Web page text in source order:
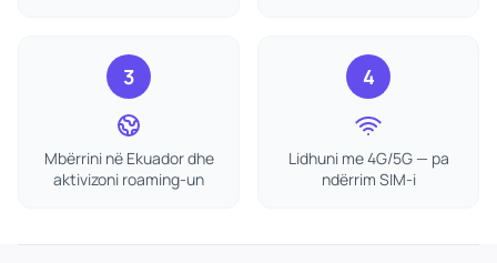
3
Mbërrini në Ekuador dhe
aktivizoni roaming-un
4
Lidhuni me 4G/5G — pa
ndërrim SIM-i